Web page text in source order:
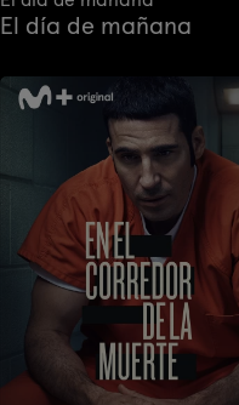
El día de mañana